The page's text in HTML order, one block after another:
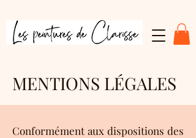
MENTIONS LÉGALES
Conformément aux dispositions des